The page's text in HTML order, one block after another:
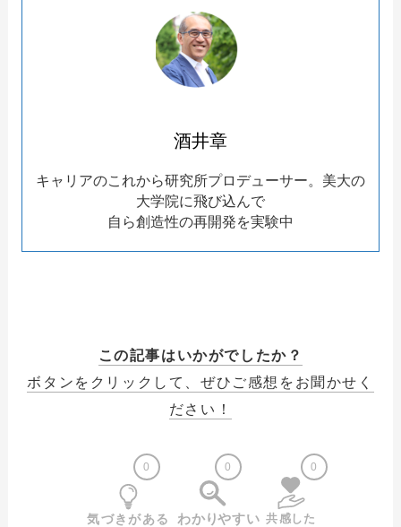
酒井章
キャリアのこれから研究所プロデューサー。美大の
大学院に飛び込んで
自ら創造性の再開発を実験中
この記事はいかがでしたか？
ボタンをクリックして、ぜひご感想をお聞かせく
ださい！
0 0 0